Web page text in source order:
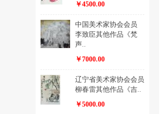
￥4500.00
中国美术家协会会员
李致臣其他作品《梵
声..
￥7000.00
辽宁省美术家协会会员
柳春雷其他作品《吉..
￥5000.00